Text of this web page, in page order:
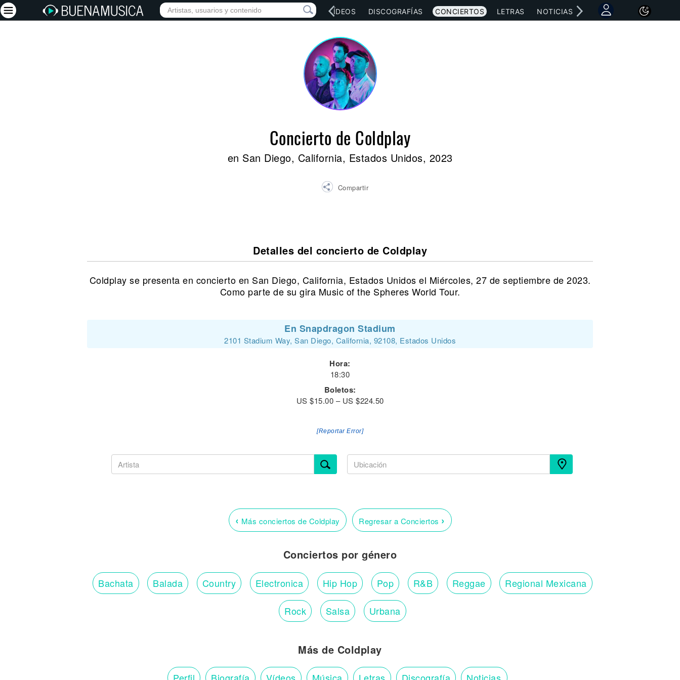
INICIO ARTISTAS RED SOCIAL MÚSICA VÍDEOS DISCOGRAFÍAS CONCIERTOS LETRAS NOTICIAS
Concierto de Coldplay
en San Diego, California, Estados Unidos, 2023
Compartir
Detalles del concierto de Coldplay
Coldplay se presenta en concierto en San Diego, California, Estados Unidos el Miércoles, 27 de septiembre de 2023.
Como parte de su gira Music of the Spheres World Tour.
En Snapdragon Stadium
2101 Stadium Way, San Diego, California, 92108, Estados Unidos
Hora:
18:30
Boletos:
US $15.00 – US $224.50
[Reportar Error]
‹ Más conciertos de Coldplay Regresar a Conciertos ›
Conciertos por género
Bachata Balada Country Electronica Hip Hop Pop R&B Reggae Regional Mexicana
Rock Salsa Urbana
Más de Coldplay